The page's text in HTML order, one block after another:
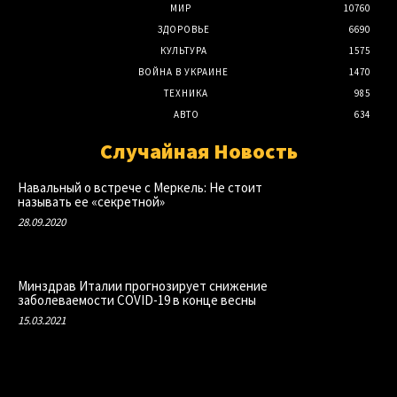
МИР
10760
ЗДОРОВЬЕ
6690
КУЛЬТУРА
1575
ВОЙНА В УКРАИНЕ
1470
ТЕХНИКА
985
АВТО
634
Случайная Новость
Навальный о встрече с Меркель: Не стоит
называть ее «секретной»
28.09.2020
Минздрав Италии прогнозирует снижение
заболеваемости COVID-19 в конце весны
15.03.2021